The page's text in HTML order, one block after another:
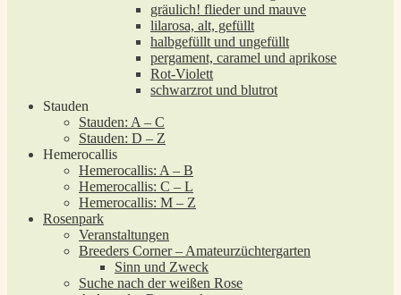
gräulich! flieder und mauve
lilarosa, alt, gefüllt
halbgefüllt und ungefüllt
pergament, caramel und aprikose
Rot-Violett
schwarzrot und blutrot
Stauden
Stauden: A – C
Stauden: D – Z
Hemerocallis
Hemerocallis: A – B
Hemerocallis: C – L
Hemerocallis: M – Z
Rosenpark
Veranstaltungen
Breeders Corner – Amateurzüchtergarten
Sinn und Zweck
Suche nach der weißen Rose